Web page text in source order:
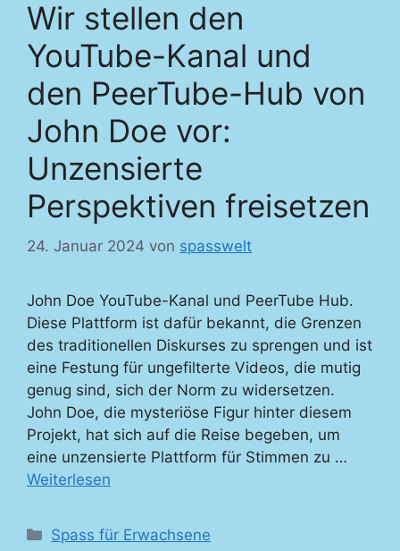
Wir stellen den
YouTube-Kanal und
den PeerTube-Hub von
John Doe vor:
Unzensierte
Perspektiven freisetzen
24. Januar 2024 von spasswelt
John Doe YouTube-Kanal und PeerTube Hub.
Diese Plattform ist dafür bekannt, die Grenzen
des traditionellen Diskurses zu sprengen und ist
eine Festung für ungefilterte Videos, die mutig
genug sind, sich der Norm zu widersetzen.
John Doe, die mysteriöse Figur hinter diesem
Projekt, hat sich auf die Reise begeben, um
eine unzensierte Plattform für Stimmen zu …
Weiterlesen
Kategorien
Spass für Erwachsene